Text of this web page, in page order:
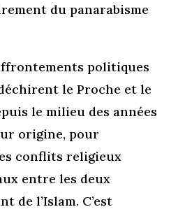
du panarabisme
politiques
le Proche et le
le milieu des années
origine, pour
conflits religieux
entre les deux
de l’Islam. C’est